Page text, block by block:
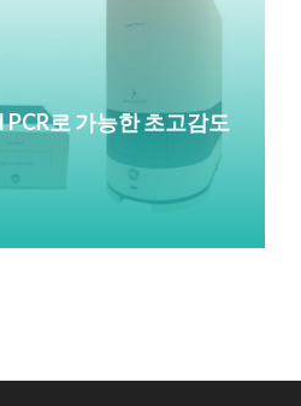
로 가능한 초고감도